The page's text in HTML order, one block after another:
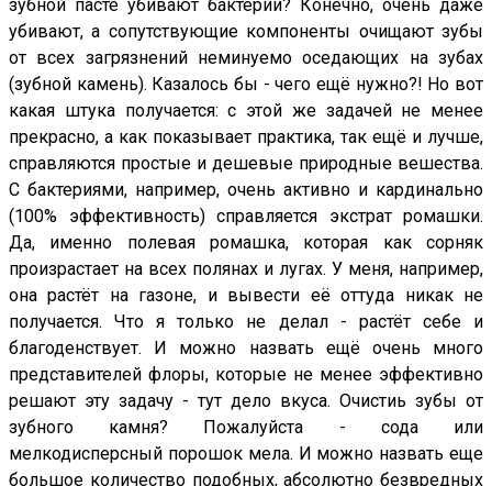
зубной пасте убивают бактерии? Конечно, очень даже
убивают, а сопутствующие компоненты очищают зубы
от всех загрязнений неминуемо оседающих на зубах
(зубной камень). Казалось бы - чего ещё нужно?! Но вот
какая штука получается: с этой же задачей не менее
прекрасно, а как показывает практика, так ещё и лучше,
справляются простые и дешевые природные вешества.
С бактериями, например, очень активно и кардинально
(100% эффективность) справляется экстрат ромашки.
Да, именно полевая ромашка, которая как сорняк
произрастает на всех полянах и лугах. У меня, например,
она растёт на газоне, и вывести её оттуда никак не
получается. Что я только не делал - растёт себе и
благоденствует. И можно назвать ещё очень много
представителей флоры, которые не менее эффективно
решают эту задачу - тут дело вкуса. Очистиь зубы от
зубного камня? Пожалуйста - сода или
мелкодисперсный порошок мела. И можно назвать еще
большое количество подобных, абсолютно безвредных